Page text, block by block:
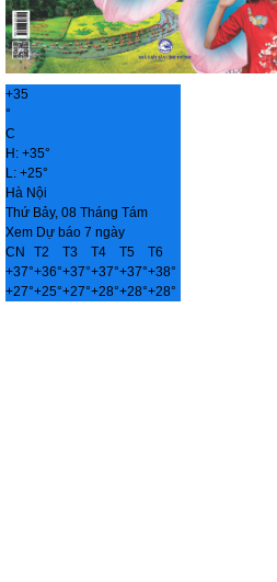
+35
°
C
H: +35°
L: +25°
Hà Nội
Thứ Bảy, 08 Tháng Tám
Xem Dự báo 7 ngày
CN
T2 T3 T4 T5
T6
+37°+36°+37°+37°+37°+38°
+27°+25°+27°+28°+28°+28°